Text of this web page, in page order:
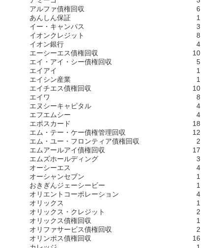
アルファ債権回収
6
あんしん保証
1
イー・キャンパス
3
イオンクレジット
8
イオン銀行
4
エーシーエス債権回収
10
エイ・アイ・シー債権回収
5
エイアイ
1
エイシン産業
1
エイチエス債権回収
10
エイワ
8
エヌシーキャピタル
4
エフエムシー
4
エポスカード
18
エム・テー・ケー債権管理回収
12
エム・ユー・フロンティア債権回収
2
エムアールアイ債権回収
17
エムズホールディング
3
オーシーエス
4
オーシャンセブン
1
おきぎんジェーシービー
1
オリエントコーポレーション
4
オリックス
1
オリックス・クレジット
2
オリックス債権回収
1
オリファサービス債権回収
2
オリンポス債権回収
16